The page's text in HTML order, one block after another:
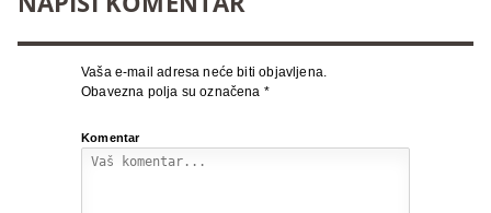
Vaša e-mail adresa neće biti objavljena.
Obavezna polja su označena *
Komentar